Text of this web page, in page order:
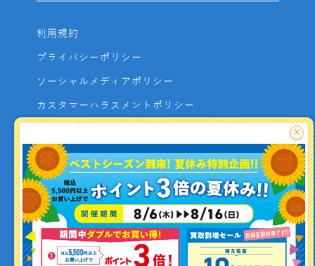
釣り情報を
投稿する
利用規約
プライバシーポリシー
ソーシャルメディアポリシー
カスタマーハラスメントポリシー
よくあるご質問
お問い合わせ
利用者資金の保全方法
×